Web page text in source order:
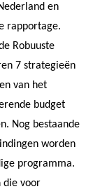
en
rapportage.
Robuuste
7 strategieën
van het
budget
Nog bestaande
worden
programma.
die voor